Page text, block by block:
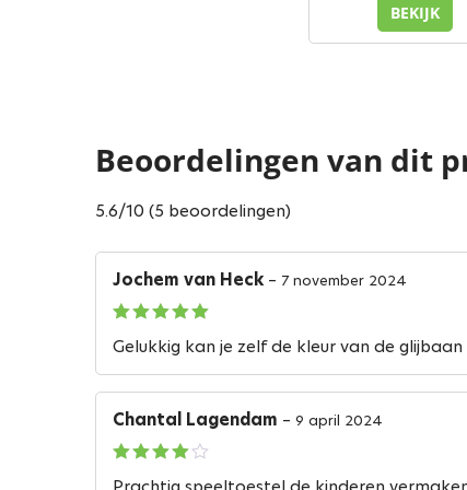
BEKIJK
Beoordelingen van dit
5.6/10 (5 beoordelingen)
Jochem van Heck – 7 november 2024
5uit 5
Gelukkig kan je zelf de kleur van de
Chantal Lagendam – 9 april 2024